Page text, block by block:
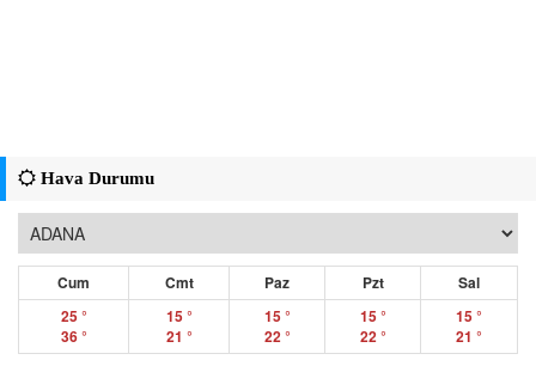
Hava Durumu
Cum Cmt Paz Pzt
Sal
25 °
36 °
15 °
21 °
15 °
22 °
15 °
22 °
15 °
21 °